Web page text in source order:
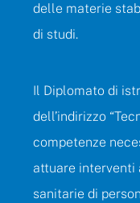
delle materie
di studi.
Il Diplomato di
dell’indirizzo
competenze
attuare interventi
sanitarie di